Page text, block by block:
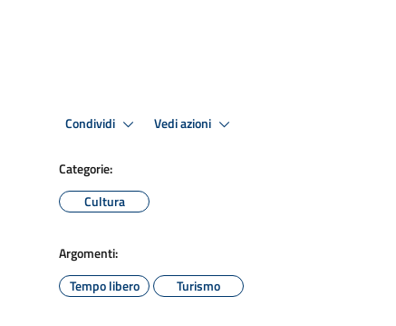
Condividi Vedi azioni
Categorie:
Cultura
Argomenti:
Tempo libero
Turismo